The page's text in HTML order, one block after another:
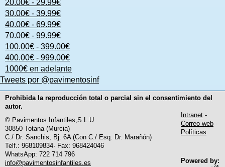
20.00€ - 29.99€
30.00€ - 39.99€
40.00€ - 69.99€
70.00€ - 99.99€
100.00€ - 399.00€
400.00€ - 999.00€
1000€ en adelante
Tweets por @pavimentosinf
Prohibida la reproducción total o parcial sin el consentimiento del
autor.
© Pavimentos Infantiles,S.L.U
30850 Totana (Murcia)
C./ Dr. Sanchis, Bj. 6A (Con C./ Esq. Dr. Marañón)
Telf.: 968109834· Fax: 968424046
WhatsApp: 722 714 796
info@pavimentosinfantiles.es
Intranet -
Correo web -
Políticas
Powered by: